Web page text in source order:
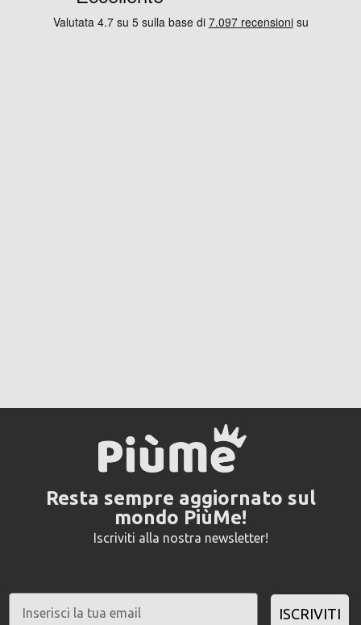
Resta sempre aggiornato sul
mondo PiùMe!
Iscriviti alla nostra newsletter!
ISCRIVITI